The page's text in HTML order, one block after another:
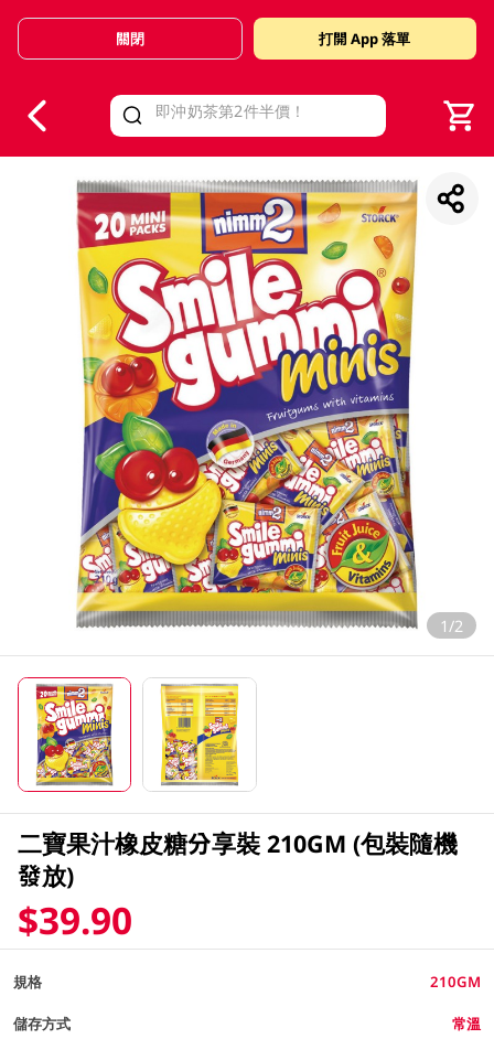
Valid Until 30 June 2026
關閉 打開 App 落單
1/2
二寶果汁橡皮糖分享裝 210GM (包裝隨機
發放)
$39.90
規格 210GM
儲存方式 常溫